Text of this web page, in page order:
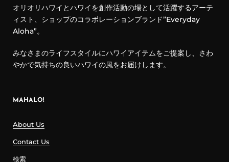
オリオリハワイとハワイを創作活動の場として活躍するアーテ
ィスト、ショップのコラボレーションブランド”Everyday
Aloha”。
みなさまのライフスタイルにハワイアイテムをご提案し、さわ
やかで気持ちの良いハワイの風をお届けします。
MAHALO!
About Us
Contact Us
検索